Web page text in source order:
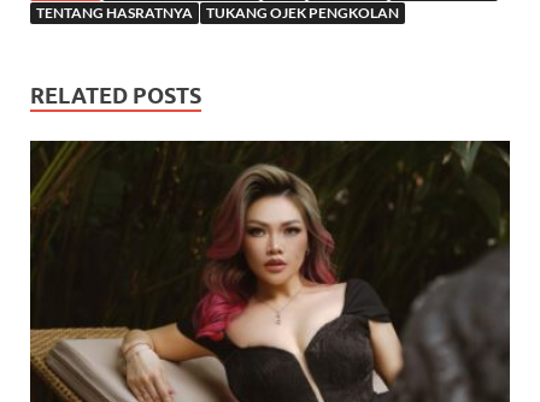
TENTANG HASRATNYA
TUKANG OJEK PENGKOLAN
RELATED POSTS